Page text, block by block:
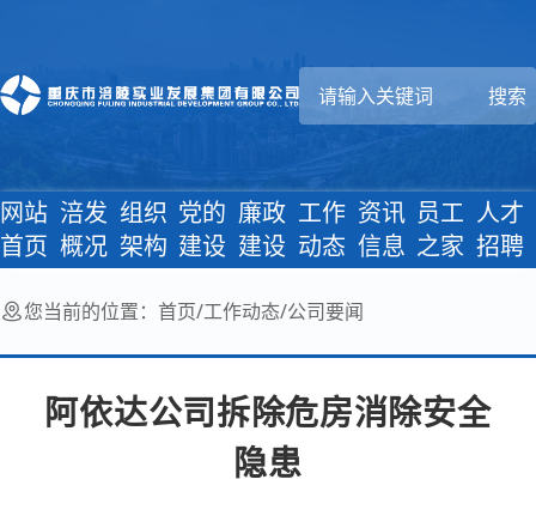
网站
首页
涪发
概况
组织
架构
党的
建设
廉政
建设
工作
动态
资讯
信息
员工
之家
人才
招聘
您当前的位置： 首页/工作动态/公司要闻
阿依达公司拆除危房消除安全
隐患